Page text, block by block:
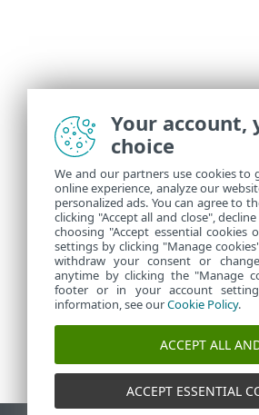
Your account,
choice
We and our partners use cookies to
online experience, analyze our
personalized ads. You can agree to
clicking "Accept all and close",
choosing "Accept essential
settings by clicking "Manage
withdraw your consent or
anytime by clicking the "Manage
footer or in your account
information, see ourCookie Policy.
ACCEPT ALL
ACCEPT ESSENTIAL